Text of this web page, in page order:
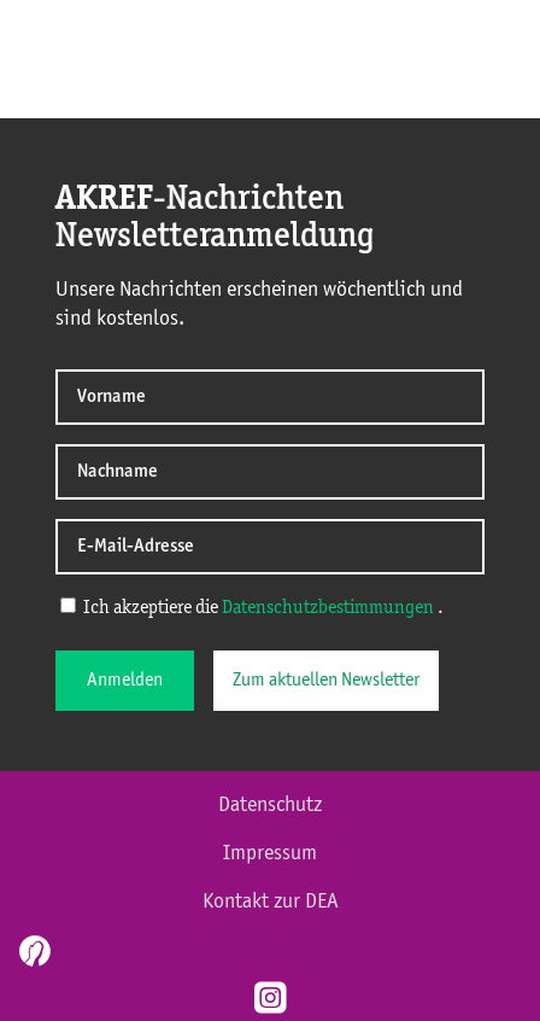
AKREF-Nachrichten
Newsletteranmeldung
Unsere Nachrichten erscheinen wöchentlich und
sind kostenlos.
Ich akzeptiere die Datenschutzbestimmungen .
Anmelden Zum aktuellen Newsletter
Datenschutz
Impressum
Kontakt zur DEA